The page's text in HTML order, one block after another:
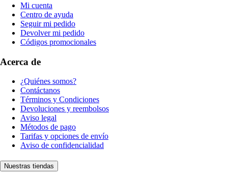
Mi cuenta
Centro de ayuda
Seguir mi pedido
Devolver mi pedido
Códigos promocionales
Acerca de
¿Quiénes somos?
Contáctanos
Términos y Condiciones
Devoluciones y reembolsos
Aviso legal
Métodos de pago
Tarifas y opciones de envío
Aviso de confidencialidad
Nuestras tiendas